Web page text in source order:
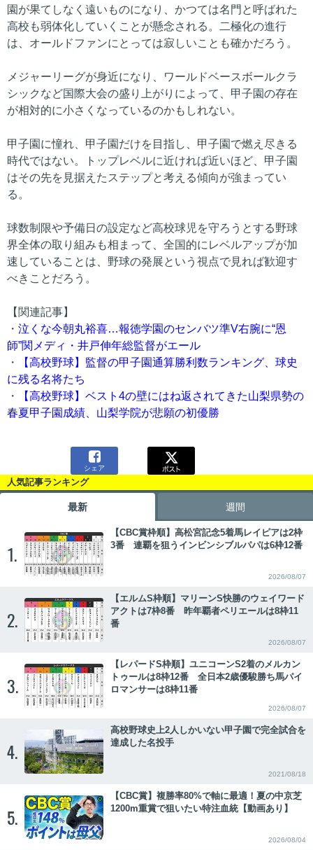
園が果てしなく遠いものになり、かつては名門と呼ばれた
高校も弱体化していくことが懸念される。二極化の進行
は、オールドファンにとっては寂しいことも確かだろう。
メジャーリーグが身近になり、ワールドベースボールクラ
シックなど国際大会の盛り上がりによって、甲子園の存在
が相対的に小さくなっているのかもしれない。
甲子園に憧れ、甲子園だけを目指し、甲子園で燃え尽きる
時代ではない。トップレベルに近ければ近いほど、甲子園
はその先を見据えたステップと考える傾向が強まってい
る。
球数制限や予備日の設定など高校球児を守ろうとする野球
界全体の取り組みも相まって、全国的にレベルアップが加
速していることは、野球の発展という視点で見れば歓迎す
べきことだろう。
【関連記事】
・ 泣くな今朝丸裕喜…報徳学園のセンバツ準V右腕に“恩
師”関メディ・井戸伸年総監督がエール
・
【高校野球】監督の甲子園通算勝利数ランキング、球史
に残る名将たち
・
【高校野球】ベスト4の壁にはね返されてきた山梨県勢の
春夏甲子園成績、山梨学院が悲願の初優勝

シェア
人気記事ランキング
最新 週間
1.
【CBC賞枠順】高松宮記念5着馬レイピアは2枠
3番 連覇を狙うインビンシブルパパは6枠12番
2026/08/07
2.
【エルムS枠順】マリーンS快勝のウェイワード
アクトは7枠8番 昨年覇者ペリエールは8枠11
番
2026/08/07
3.
【レパードS枠順】ユニコーンS2着のメルカン
トゥールは8枠12番 全日本2歳優駿勝ち馬パイ
ロマンサーは8枠11番
2026/08/07
4.
高校野球史上2人しかいない甲子園で完全試合を
達成した名投手
2021/08/18
5.
【CBC賞】複勝率80%で軸に最適！夏の中京芝
1200m重賞で狙いたい特注血統【動画あり】
2026/08/04